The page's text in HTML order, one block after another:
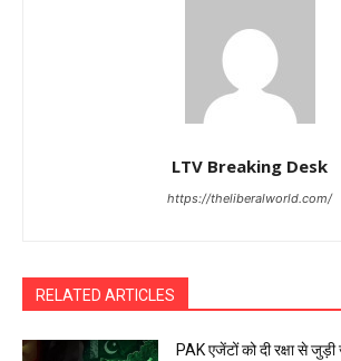
LTV Breaking Desk
https://theliberalworld.com/
RELATED ARTICLES
PAK एजेंटों को दी रक्षा से